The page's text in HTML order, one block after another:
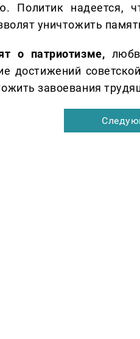
Политик надеется,
уничтожить
о патриотизме,
достижений
завоевания